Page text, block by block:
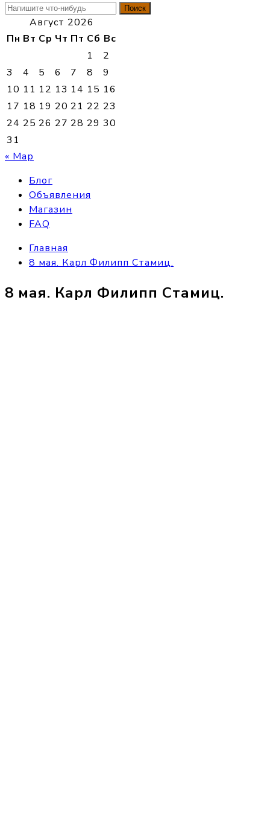
Найти:
Август 2026
Пн Вт Ср Чт Пт Сб Вс
1
2
3
4 5 6 7 8
9
10 11 12 13 14 15 16
17 18 19 20 21 22 23
24 25 26 27 28 29 30
31
« Мар
Блог
Объявления
Магазин
FAQ
Главная
8 мая. Карл Филипп Стамиц.
8 мая. Карл Филипп Стамиц.